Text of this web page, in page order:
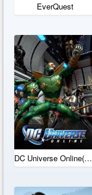
EverQuest
DC Universe Online(US)